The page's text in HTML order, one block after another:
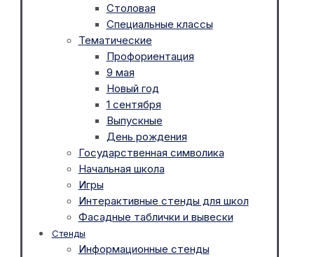
Столовая
Специальные классы
Тематические
Профориентация
9 мая
Новый год
1 сентября
Выпускные
День рождения
Государственная символика
Начальная школа
Игры
Интерактивные стенды для школ
Фасадные таблички и вывески
Стенды
Информационные стенды